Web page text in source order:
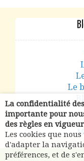
Le
La confidentialité
importante pour
des règles en
Les cookies que
d'adapter la
préférences, et de